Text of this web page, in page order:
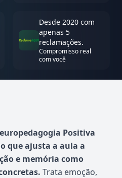
Desde 2020 com
apenas 5
reclamações.
Compromisso real
com você
Positiva
que ajusta a aula a
e memória como
Trata emoção,